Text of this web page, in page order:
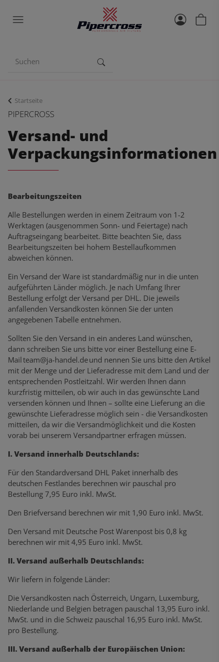
Startseite
PIPERCROSS
Versand- und
Verpackungsinformationen
Bearbeitungszeiten
Alle Bestellungen werden in einem Zeitraum von 1-2
Werktagen (ausgenommen Sonn- und Feiertage) nach
Auftragseingang bearbeitet. Bitte beachten Sie, dass
Bearbeitungszeiten bei hohem Bestellaufkommen
abweichen können.
Ein Versand der Ware ist standardmäßig nur in die unten
aufgeführten Länder möglich. Je nach Umfang Ihrer
Bestellung erfolgt der Versand per DHL. Die jeweils
anfallenden Versandkosten können Sie der unten
angegebenen Tabelle entnehmen.
Sollten Sie den Versand in ein anderes Land wünschen,
dann schreiben Sie uns bitte vor einer Bestellung eine E-
Mailteam@ja-handel.deund nennen Sie uns bitte den Artikel
mit der Menge und der Lieferadresse mit dem Land und der
entsprechenden Postleitzahl. Wir werden Ihnen dann
kurzfristig mitteilen, ob wir auch in das gewünschte Land
versenden können und Ihnen – sollte eine Lieferung an die
gewünschte Lieferadresse möglich sein - die Versandkosten
mitteilen, da wir die Versandmöglichkeit und die Kosten
vorab bei unserem Versandpartner erfragen müssen.
I. Versand innerhalb Deutschlands:
Für den Standardversand DHL Paket innerhalb des
deutschen Festlandes berechnen wir pauschal pro
Bestellung 7,95 Euro inkl. MwSt.
Den Briefversand berechnen wir mit 1,90 Euro inkl. MwSt.
Den Versand mit Deutsche Post Warenpost bis 0,8 kg
berechnen wir mit 4,95 Euro inkl. MwSt.
II. Versand außerhalb Deutschlands:
Wir liefern in folgende Länder:
Die Versandkosten nach Österreich, Ungarn, Luxemburg,
Niederlande und Belgien betragen pauschal 13,95 Euro inkl.
MwSt. und in die Schweiz pauschal 16,95 Euro inkl. MwSt.
pro Bestellung.
III. Versand außerhalb der Europäischen Union: